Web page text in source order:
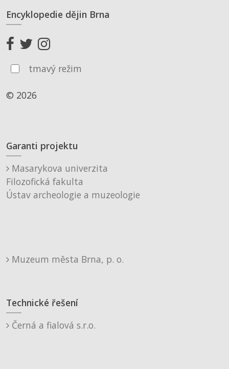
Encyklopedie dějin Brna
tmavý režim
© 2026
Garanti projektu
Masarykova univerzita
Filozofická fakulta
Ústav archeologie a muzeologie
Muzeum města Brna, p. o.
Technické řešení
Černá a fialová s.r.o.